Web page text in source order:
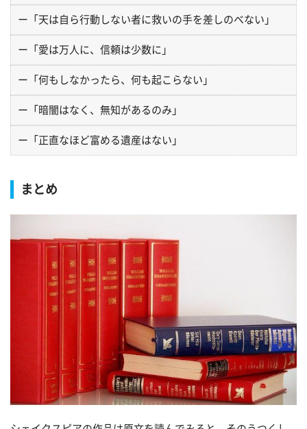
ー「天は自ら行動しない者に救いの手を差しのべない」
ー「愛は万人に、信頼は少数に」
ー「何もしなかったら、何も起こらない」
ー「暗闇はなく、無知があるのみ」
ー「正直なほど富める遺産はない」
まとめ